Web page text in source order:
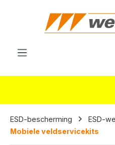
ESD-bescherming
ESD-
Mobiele veldservicekits